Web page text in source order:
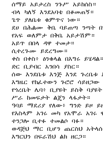
  ሰማይ አይታረስ ንጉሥ አይከሰስ።
  ብላ ካለኝ እንደአባቴ በቆመጠኝ።
  ጌጥ ያለቤቱ ቁምጥና ነው።
ደሀ በሕልሙ ቅቤ ባይጠጣ ንጣት
  የአፍ ወለምታ በቅቤ አይታሽም።
  አይጥ በበላ ዳዋ ተመታ።
  ሲተረጉሙ ይደረግሙ።
  ቀስ በቀስ፥ ዕንቁላል በእግሩ ይሄዳል።
  ድር ቢያብር አንበሳ ያስር።
ሰው እንደቤቱ እንጅ እንደ ጉረቤቱ
እግዜር የከፈተውን ጉሮሮ ሳይዘጋው
የጎረቤት ሌባ፥ ቢያዩት ይስቅ
  ሥራ ከመፍታት ልጄን ላፋታት።
ዓባይ ማደሪያ የለው፥ ግንድ ይዞ
የእስላም አገሩ መካ የአሞራ አገሩ
  ተንጋሎ ቢተፉ ተመልሶ ባፉ።
ወዳጅህ ማር ቢሆን ጨርስህ
  እግርህን በፍራሽህ ልክ ዘርጋ።